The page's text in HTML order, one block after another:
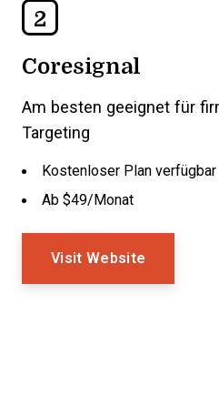
2
Coresignal
Am besten geeignet für
Targeting
Kostenloser Plan verfügbar
Ab $49/Monat
Visit Website